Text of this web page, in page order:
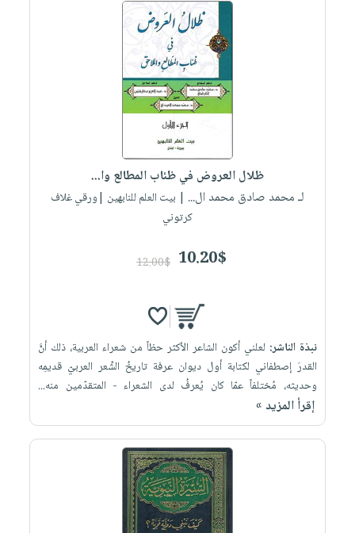
ظلال العروض في ظئاب المطالع وا...
لـ محمد صادق محمد ال... | بيت العلم للنابهين |ورقي غلاف
كرتوني
10.20$
12.00$
نبذة الناشر: لعلني أكون الشاعر الأكثر حظاً من شعراء العربية، ذلك أنَّ
القدرَ إصطفاني لكتابة أول ديوان عرفة تاريخُ الشِّعر العربيّ قديمِه
وحديثه، مُختلفاً عمّا كان يُعرفُ لدى الشعراء - المتقدّمين منه...
إقرأ المزيد »